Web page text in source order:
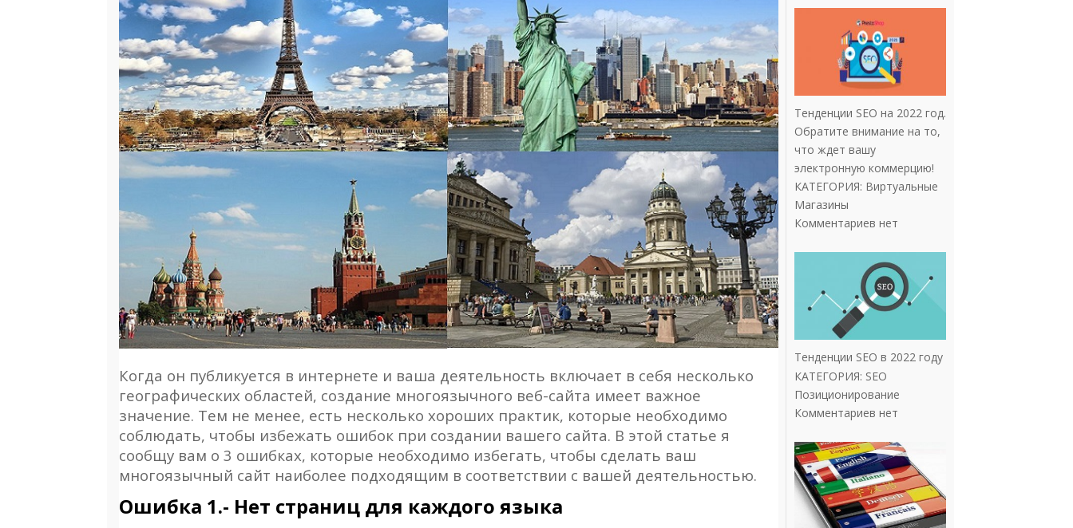
Когда он публикуется в интернете и ваша деятельность включает в себя несколько
географических областей, создание многоязычного веб-сайта имеет важное
значение. Тем не менее, есть несколько хороших практик, которые необходимо
соблюдать, чтобы избежать ошибок при создании вашего сайта. В этой статье я
сообщу вам о 3 ошибках, которые необходимо избегать, чтобы сделать ваш
многоязычный сайт наиболее подходящим в соответствии с вашей деятельностью.
Ошибка 1.- Нет страниц для каждого языка
Тенденции SEO на 2022 год.
Обратите внимание на то,
что ждет вашу
электронную коммерцию!
КАТЕГОРИЯ: Виртуальные
Магазины
Комментариев нет
Тенденции SEO в 2022 году
КАТЕГОРИЯ: SEO
Позиционирование
Комментариев нет